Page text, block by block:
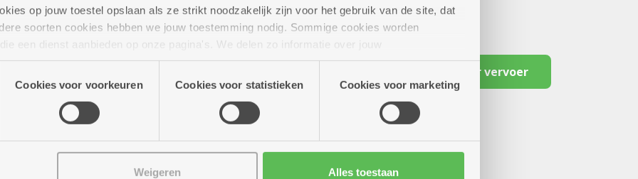
op jouw toestel opslaan als ze strikt noodzakelijk zijn voor het gebruik van de site, dat
soorten cookies hebben we jouw toestemming nodig. Sommige cookies worden
een dienst aanbieden op onze pagina's. We delen zo informatie over jouw
onze site voor social media, advertenties en analyse. Deze partners kunnen deze gegevens
die je aan hen verstrekte.
Cookies voor voorkeuren Cookies voor statistieken Cookies voor marketing
Weigeren Alles toestaan
10.00 uur tot 11.00
uur
Reserveer vervoer